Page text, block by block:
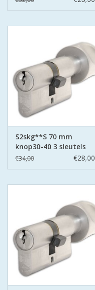
S2skg**S 70 mm
knop30-40 3 sleutels
€34,00 €28,00